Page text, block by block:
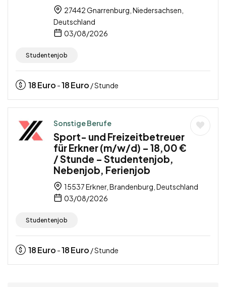
27442 Gnarrenburg, Niedersachsen,
Deutschland
03/08/2026
Studentenjob
18Euro -18Euro / Stunde
Sonstige Berufe
Sport- und Freizeitbetreuer
für Erkner (m/w/d) – 18,00 €
/ Stunde – Studentenjob,
Nebenjob, Ferienjob
15537 Erkner, Brandenburg, Deutschland
03/08/2026
Studentenjob
18Euro -18Euro / Stunde